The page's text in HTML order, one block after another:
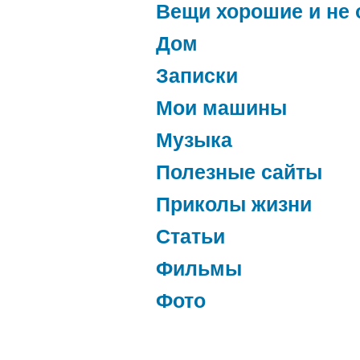
Вещи хорошие и не
Дом
Записки
Мои машины
Музыка
Полезные сайты
Приколы жизни
Статьи
Фильмы
Фото